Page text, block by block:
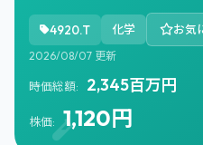
4920.T 化学 お気
2026/08/07 更新
時価総額: 2,345百万円
株価: 1,120円